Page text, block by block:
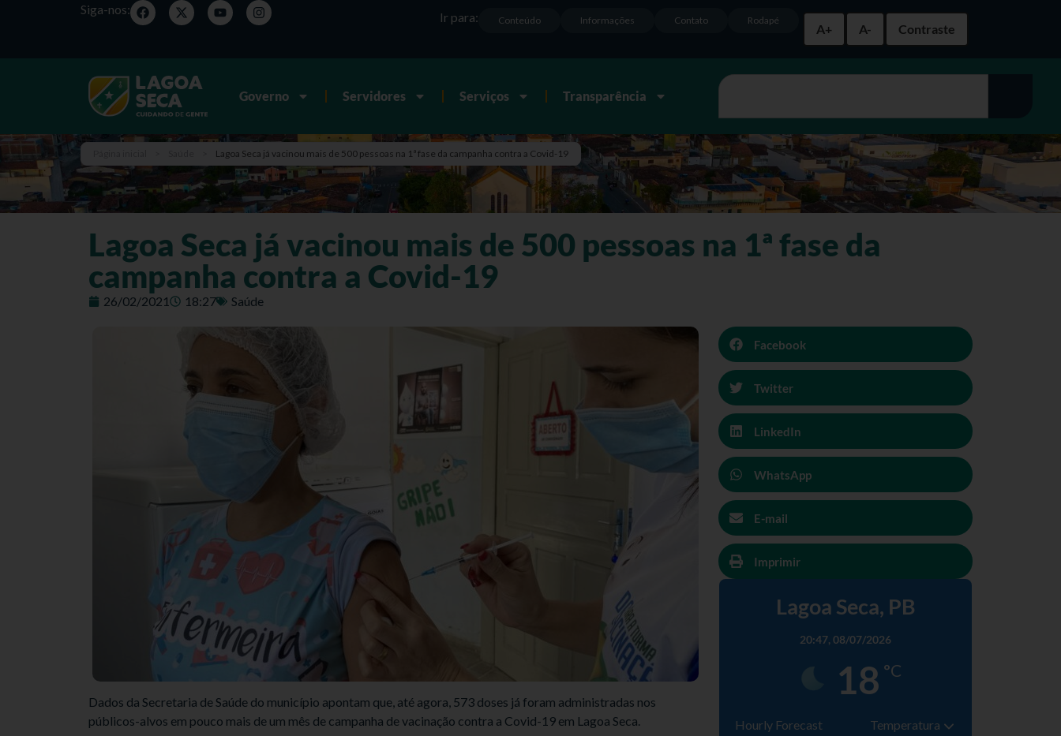
Siga-nos:
A+
A- Contraste
Rodapé
Contato
Informações
Conteúdo
Ir para:
Governo Servidores Serviços Transparência
Lagoa Seca já vacinou mais de 500 pessoas na 1ª fase da campanha contra a Covid-19
Lagoa Seca já vacinou mais de 500 pessoas na 1ª fase da
campanha contra a Covid-19
26/02/2021 18:27 Saúde
Dados da Secretaria de Saúde do município apontam que, até agora, 573 doses já foram administradas nos
públicos-alvos em pouco mais de um mês de campanha de vacinação contra a Covid-19 em Lagoa Seca.
Facebook
Twitter
LinkedIn
WhatsApp
E-mail
Imprimir
Lagoa Seca, PB
20:47, 08/07/2026
18 °C
Hourly Forecast